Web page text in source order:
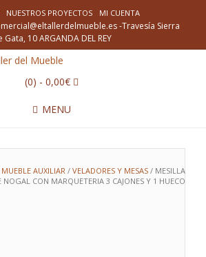
NUESTROS PROYECTOS MI CUENTA
-Travesía Sierra
Gata, 10 ARGANDA DEL REY
(0) - 0,00€
MENU
MUEBLE AUXILIAR / VELADORES Y MESAS / MESILLA
NOGAL CON MARQUETERIA 3 CAJONES Y 1 HUECO